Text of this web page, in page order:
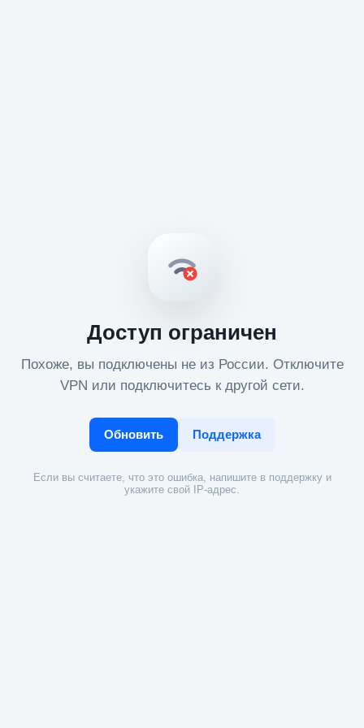
Доступ ограничен
Похоже, вы подключены не из России. Отключите
VPN или подключитесь к другой сети.
Обновить Поддержка
Если вы считаете, что это ошибка, напишите в поддержку и
укажите свой IP-адрес.